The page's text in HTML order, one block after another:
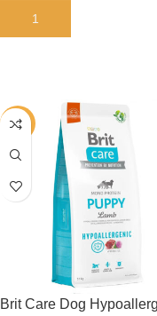
В КОРЗИНУ
-35%
Brit Care Dog